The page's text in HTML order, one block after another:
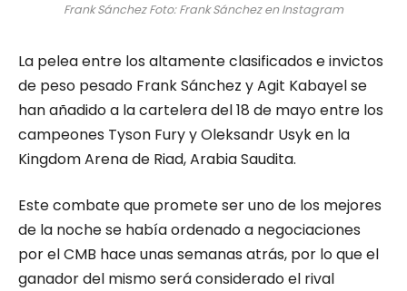
Frank Sánchez Foto: Frank Sánchez en Instagram
La pelea entre los altamente clasificados e invictos
de peso pesado Frank Sánchez y Agit Kabayel se
han añadido a la cartelera del 18 de mayo entre los
campeones Tyson Fury y Oleksandr Usyk en la
Kingdom Arena de Riad, Arabia Saudita.
Este combate que promete ser uno de los mejores
de la noche se había ordenado a negociaciones
por el CMB hace unas semanas atrás, por lo que el
ganador del mismo será considerado el rival